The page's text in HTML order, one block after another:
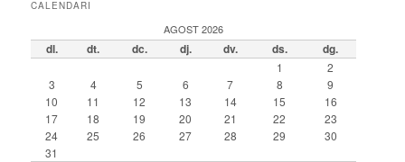
CALENDARI
AGOST 2026
dl. dt. dc. dj. dv. ds. dg.
1
2
3
4 5 6 7 8
9
10
11 12 13 14 15
16
17
18 19 20 21 22
23
24
25 26 27 28 29
30
31